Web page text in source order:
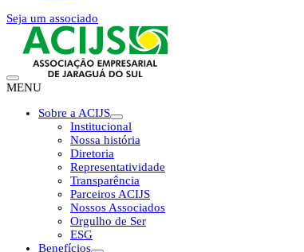
Seja um associado
MENU
Sobre a ACIJS
Institucional
Nossa história
Diretoria
Representatividade
Transparência
Parceiros ACIJS
Nossos Associados
Orgulho de Ser
ESG
Benefícios